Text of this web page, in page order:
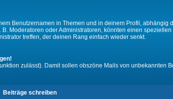
Benutzernamen in Themen und in deinem Profil, abhängig
Moderatoren oder Administratoren, könnten einen
treffen, der deinen Rang einfach wieder senkt.
zulässt). Damit sollen obszöne Mails von unbekannten
Beiträge schreiben